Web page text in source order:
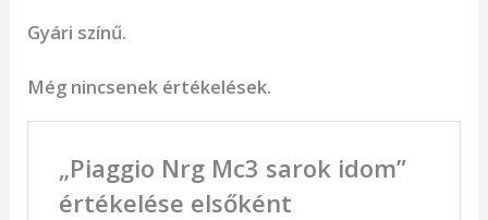
Gyári színű.
Még nincsenek értékelések.
„Piaggio Nrg Mc3 sarok idom”
értékelése elsőként